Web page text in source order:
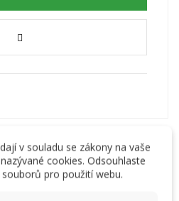
v souladu se zákony na vaše
cookies. Odsouhlaste
pro použití webu.